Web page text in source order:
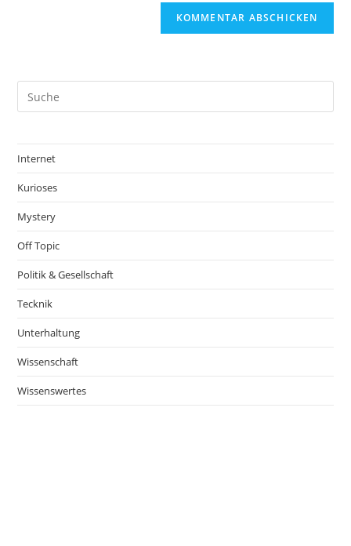
Internet
Kurioses
Mystery
Off Topic
Politik & Gesellschaft
Tecknik
Unterhaltung
Wissenschaft
Wissenswertes